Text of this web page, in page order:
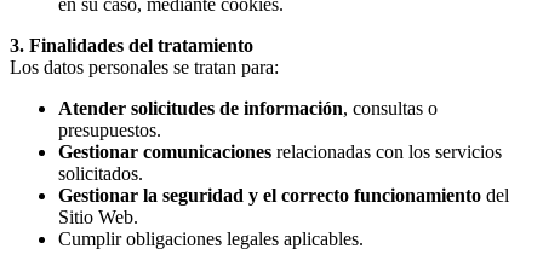
3. Finalidades del tratamiento
Los datos personales se tratan para:
Atender solicitudes de información, consultas o
presupuestos.
Gestionar comunicaciones relacionadas con los servicios
solicitados.
Gestionar la seguridad y el correcto funcionamiento del
Sitio Web.
Cumplir obligaciones legales aplicables.